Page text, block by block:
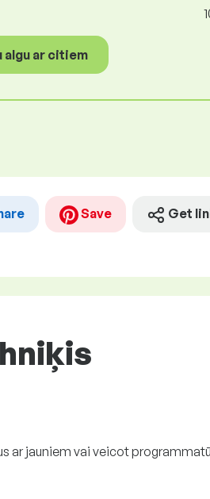
algu ar citiem
Save Get
ar jauniem vai veicot